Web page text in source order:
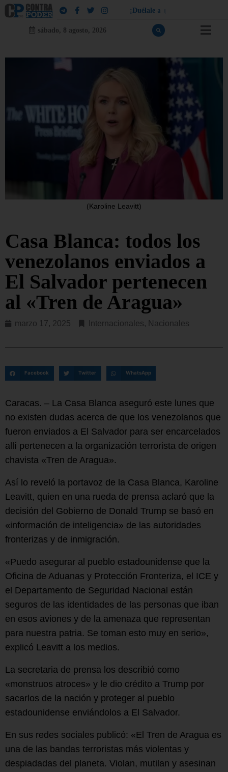
¡ Dué a e a q
sábado, 8 agosto, 2026
(Karoline Leavitt)
Casa Blanca: todos los
venezolanos enviados a
El Salvador pertenecen
al «Tren de Aragua»
marzo 17, 2025 Internacionales, Nacionales
Facebook Twitter WhatsApp
Caracas. – La Casa Blanca aseguró este lunes que
no existen dudas acerca de que los venezolanos que
fueron enviados a El Salvador para ser encarcelados
allí pertenecen a la organización terrorista de origen
chavista «Tren de Aragua».
Así lo reveló la portavoz de la Casa Blanca, Karoline
Leavitt, quien en una rueda de prensa aclaró que la
decisión del Gobierno de Donald Trump se basó en
«información de inteligencia» de las autoridades
fronterizas y de inmigración.
«Puedo asegurar al pueblo estadounidense que la
Oficina de Aduanas y Protección Fronteriza, el ICE y
el Departamento de Seguridad Nacional están
seguros de las identidades de las personas que iban
en esos aviones y de la amenaza que representan
para nuestra patria. Se toman esto muy en serio»,
explicó Leavitt a los medios.
La secretaria de prensa los describió como
«monstruos atroces» y le dio crédito a Trump por
sacarlos de la nación y proteger al pueblo
estadounidense enviándolos a El Salvador.
En sus redes sociales publicó: «El Tren de Aragua es
una de las bandas terroristas más violentas y
despiadadas del planeta. Violan, mutilan y asesinan